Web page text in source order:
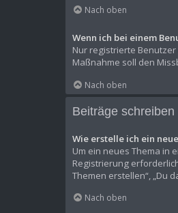
Nach oben
Wenn ich bei einem
Nur registrierte
Maßnahme soll den
Nach oben
Beiträge schreiben
Wie erstelle ich ein
Um ein neues Thema in
Registrierung
Themen erstellen“, „Du
Nach oben